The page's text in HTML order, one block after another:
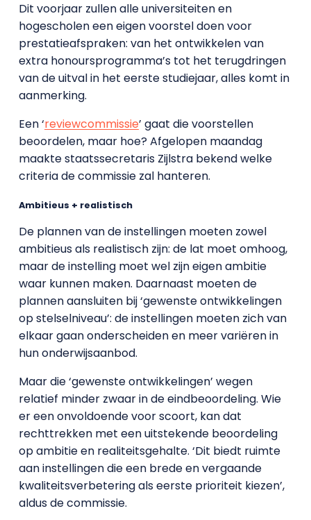
Dit voorjaar zullen alle universiteiten en
hogescholen een eigen voorstel doen voor
prestatieafspraken: van het ontwikkelen van
extra honoursprogramma’s tot het terugdringen
van de uitval in het eerste studiejaar, alles komt in
aanmerking.
Een ‘reviewcommissie’ gaat die voorstellen
beoordelen, maar hoe? Afgelopen maandag
maakte staatssecretaris Zijlstra bekend welke
criteria de commissie zal hanteren.
Ambitieus + realistisch
De plannen van de instellingen moeten zowel
ambitieus als realistisch zijn: de lat moet omhoog,
maar de instelling moet wel zijn eigen ambitie
waar kunnen maken. Daarnaast moeten de
plannen aansluiten bij ‘gewenste ontwikkelingen
op stelselniveau’: de instellingen moeten zich van
elkaar gaan onderscheiden en meer variëren in
hun onderwijsaanbod.
Maar die ‘gewenste ontwikkelingen’ wegen
relatief minder zwaar in de eindbeoordeling. Wie
er een onvoldoende voor scoort, kan dat
rechttrekken met een uitstekende beoordeling
op ambitie en realiteitsgehalte. ‘Dit biedt ruimte
aan instellingen die een brede en vergaande
kwaliteitsverbetering als eerste prioriteit kiezen’,
aldus de commissie.